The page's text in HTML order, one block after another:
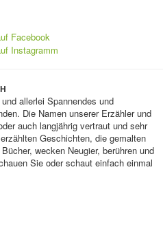
allerlei Spannendes und
Die Namen unserer Erzähler und
auch langjährig vertraut und sehr
Geschichten, die gemalten
wecken Neugier, berühren und
Sie oder schaut einfach einmal